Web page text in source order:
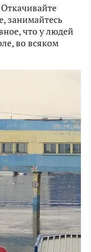
занимайтесь
что у людей
во всяком